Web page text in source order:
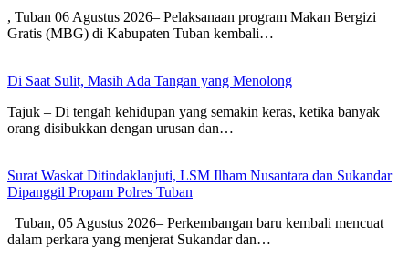
, Tuban 06 Agustus 2026– Pelaksanaan program Makan Bergizi
Gratis (MBG) di Kabupaten Tuban kembali…
Di Saat Sulit, Masih Ada Tangan yang Menolong
Tajuk – Di tengah kehidupan yang semakin keras, ketika banyak
orang disibukkan dengan urusan dan…
Surat Waskat Ditindaklanjuti, LSM Ilham Nusantara dan Sukandar
Dipanggil Propam Polres Tuban
Tuban, 05 Agustus 2026– Perkembangan baru kembali mencuat
dalam perkara yang menjerat Sukandar dan…